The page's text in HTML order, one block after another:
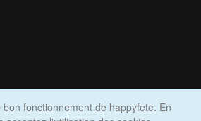
fonctionnement de happyfete. En